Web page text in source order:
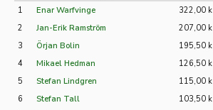
1
Enar Warfvinge 322,00 k
2
Jan-Erik Ramström 207,00 k
3
Örjan Bolin 195,50 k
4
Mikael Hedman 126,50 k
5
Stefan Lindgren 115,00 k
6
Stefan Tall 103,50 k